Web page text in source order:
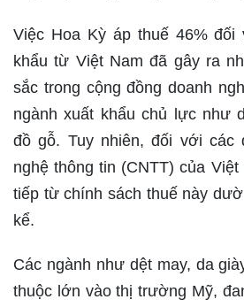
Việc Hoa Kỳ áp thuế 46% đối
khẩu từ Việt Nam đã gây ra
sắc trong cộng đồng doanh
ngành xuất khẩu chủ lực như
đồ gỗ. Tuy nhiên, đối với các
nghệ thông tin (CNTT) của
tiếp từ chính sách thuế này
kể.
Các ngành như dệt may, da
thuộc lớn vào thị trường Mỹ,